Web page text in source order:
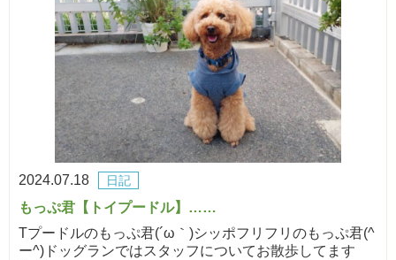
2024.07.18 日記
もっぷ君【トイプードル】……
Tプードルのもっぷ君(´ω｀)シッポフリフリのもっぷ君(^
ー^)ドッグランではスタッフについてお散歩してます